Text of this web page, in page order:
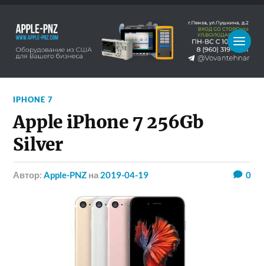
IPHONE 7
Apple iPhone 7 256Gb
Silver
Автор:Apple-PNZ на 2019-04-19 0